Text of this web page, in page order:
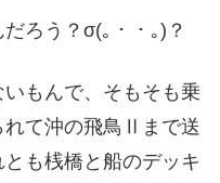
ろう？σ(｡・・｡)？
もんで、そもそも乗
れて沖の飛鳥Ⅱまで送
も桟橋と船のデッキ